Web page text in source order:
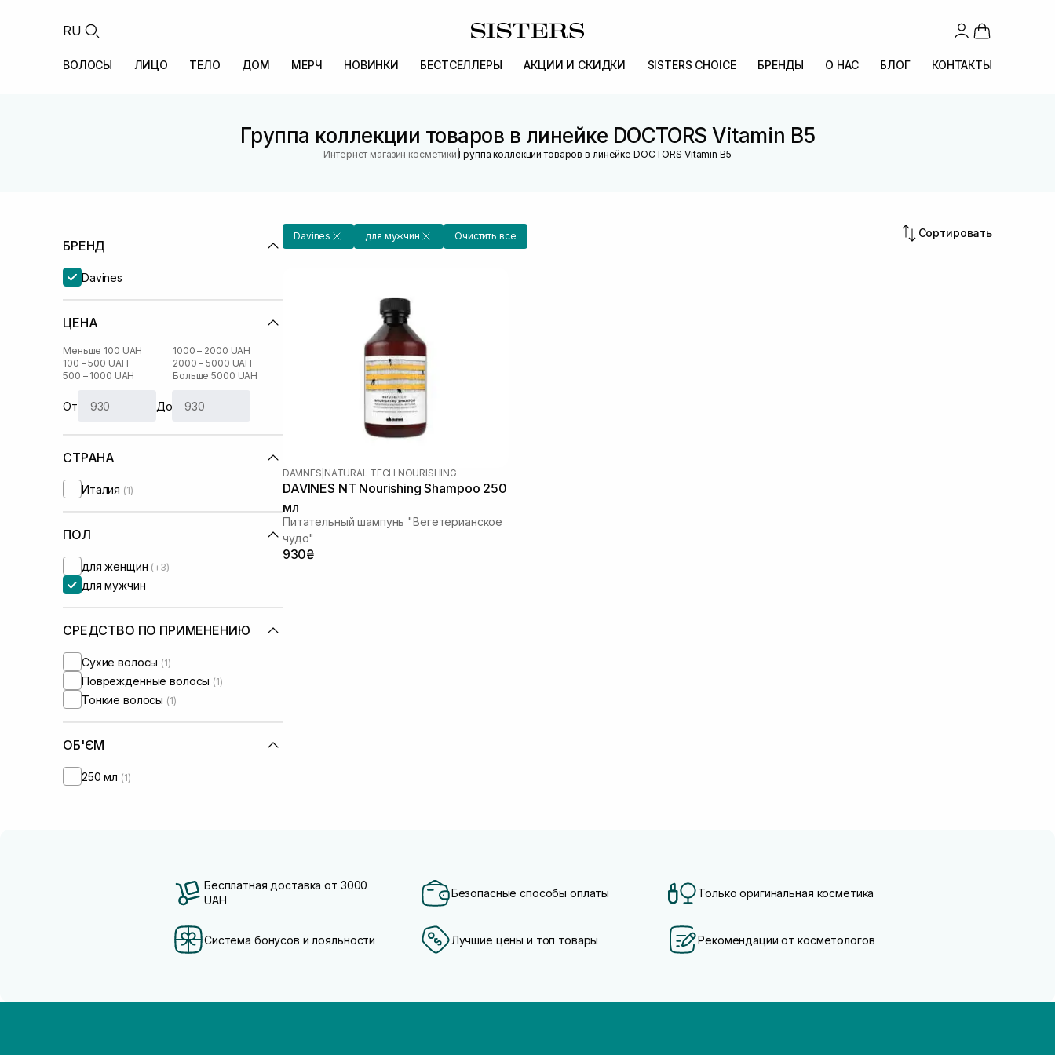
RU
ВОЛОСЫ ЛИЦО ТЕЛО ДОМ МЕРЧ НОВИНКИ БЕСТСЕЛЛЕРЫ АКЦИИ И СКИДКИ SISTERS CHOICE БРЕНДЫ О НАС БЛОГ КОНТАКТЫ
Группа коллекции товаров в линейке DOCTORS Vitamin B5
Интернет магазин косметики |Группа коллекции товаров в линейке DOCTORS Vitamin B5
БРЕНД
Davines
ЦЕНА
Меньше 100 UAH
100 – 500 UAH
500 – 1000 UAH
1000 – 2000 UAH
2000 – 5000 UAH
Больше 5000 UAH
От До
СТРАНА
Италия (1)
ПОЛ
для женщин (+3)
для мужчин
СРЕДСТВО ПО ПРИМЕНЕНИЮ
Сухие волосы (1)
Поврежденные волосы (1)
Тонкие волосы (1)
ОБ'ЄМ
250 мл (1)
Davines для мужчин Очистить все Сортировать
DAVINES NATURAL TECH NOURISHING
DAVINES NT Nourishing Shampoo 250
мл
Питательный шампунь "Вегетерианское
чудо"
930₴
Бесплатная доставка от 3000
UAH
Безопасные способы оплаты Только оригинальная косметика
Система бонусов и лояльности Лучшие цены и топ товары Рекомендации от косметологов